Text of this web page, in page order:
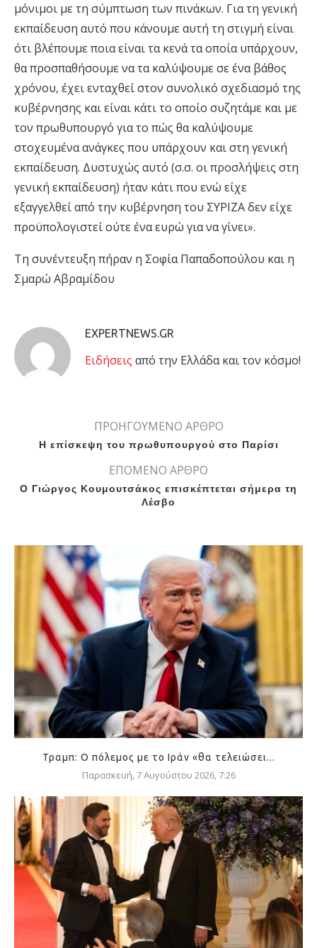
μόνιμοι με τη σύμπτωση των πινάκων. Για τη γενική
εκπαίδευση αυτό που κάνουμε αυτή τη στιγμή είναι
ότι βλέπουμε ποια είναι τα κενά τα οποία υπάρχουν,
θα προσπαθήσουμε να τα καλύψουμε σε ένα βάθος
χρόνου, έχει ενταχθεί στον συνολικό σχεδιασμό της
κυβέρνησης και είναι κάτι το οποίο συζητάμε και με
τον πρωθυπουργό για το πώς θα καλύψουμε
στοχευμένα ανάγκες που υπάρχουν και στη γενική
εκπαίδευση. Δυστυχώς αυτό (σ.σ. οι προσλήψεις στη
γενική εκπαίδευση) ήταν κάτι που ενώ είχε
εξαγγελθεί από την κυβέρνηση του ΣΥΡΙΖΑ δεν είχε
προϋπολογιστεί ούτε ένα ευρώ για να γίνει».
Τη συνέντευξη πήραν η Σοφία Παπαδοπούλου και η
Σμαρώ Αβραμίδου
EXPERTNEWS.GR
Eιδήσεις από την Ελλάδα και τον κόσμο!
ΠΡΟΗΓΟΥΜΕΝΟ ΑΡΘΡΟ
Η επίσκεψη του πρωθυπουργού στο Παρίσι
ΕΠΟΜΕΝΟ ΑΡΘΡΟ
Ο Γιώργος Κουμουτσάκος επισκέπτεται σήμερα τη
Λέσβο
Τραμπ: Ο πόλεμος με το Ιράν «θα τελειώσει...
Παρασκευή, 7 Αυγούστου 2026, 7:26